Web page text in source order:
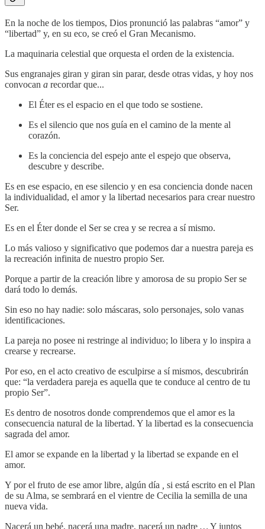
En la noche de los tiempos, Dios pronunció las palabras “amor” y
“libertad” y, en su eco, se creó el Gran Mecanismo.
La maquinaria celestial que orquesta el orden de la existencia.
Sus engranajes giran y giran sin parar, desde otras vidas, y hoy nos
convocan a recordar que...
El Éter es el espacio en el que todo se sostiene.
Es el silencio que nos guía en el camino de la mente al
corazón.
Es la conciencia del espejo ante el espejo que observa,
descubre y describe.
Es en ese espacio, en ese silencio y en esa conciencia donde nacen
la individualidad, el amor y la libertad necesarios para crear nuestro
Ser.
Es en el Éter donde el Ser se crea y se recrea a sí mismo.
Lo más valioso y significativo que podemos dar a nuestra pareja es
la recreación infinita de nuestro propio Ser.
Porque a partir de la creación libre y amorosa de su propio Ser se
dará todo lo demás.
Sin eso no hay nadie: solo máscaras, solo personajes, solo vanas
identificaciones.
La pareja no posee ni restringe al individuo; lo libera y lo inspira a
crearse y recrearse.
Por eso, en el acto creativo de esculpirse a sí mismos, descubrirán
que: “la verdadera pareja es aquella que te conduce al centro de tu
propio Ser”.
Es dentro de nosotros donde comprendemos que el amor es la
consecuencia natural de la libertad. Y la libertad es la consecuencia
sagrada del amor.
El amor se expande en la libertad y la libertad se expande en el
amor.
Y por el fruto de ese amor libre, algún día
si está escrito en el Plan
de su Alma, se sembrará en el vientre de Cecilia la semilla de una
nueva vida.
Nacerá un bebé, nacerá una madre, nacerá un padre … Y juntos